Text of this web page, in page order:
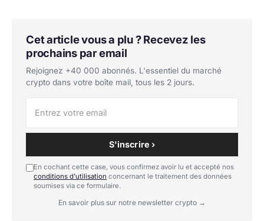
Cet article vous a plu ? Recevez les
prochains par email
Rejoignez +40 000 abonnés. L'essentiel du marché
crypto dans votre boîte mail, tous les 2 jours.
S'inscrire ›
En cochant cette case, vous confirmez avoir lu et accepté nos
conditions d'utilisation concernant le traitement des données
soumises via ce formulaire.
En savoir plus sur notre newsletter crypto →